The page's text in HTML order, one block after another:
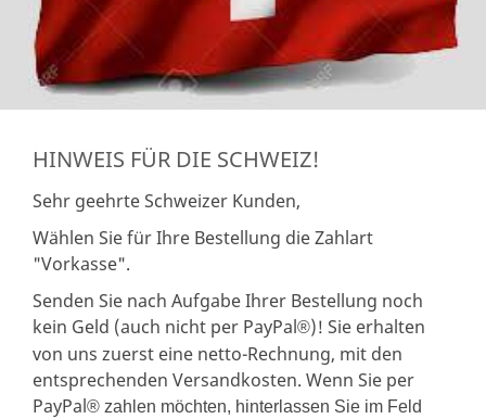
HINWEIS FÜR DIE SCHWEIZ!
Sehr geehrte Schweizer Kunden,
Wählen Sie für Ihre Bestellung die Zahlart
"Vorkasse".
Senden Sie nach Aufgabe Ihrer Bestellung noch
kein Geld (auch nicht per PayPal®)! Sie erhalten
von uns zuerst eine netto-Rechnung, mit den
entsprechenden Versandkosten. Wenn Sie per
PayPal® zahlen möchten, hinterlassen Sie im Feld